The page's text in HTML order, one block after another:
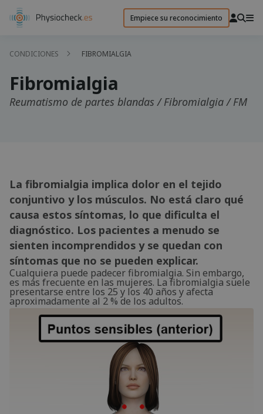
Empiece su reconocimiento
CONDICIONES FIBROMIALGIA
Fibromialgia
Reumatismo de partes blandas / Fibromialgia / FM
La fibromialgia implica dolor en el tejido
conjuntivo y los músculos. No está claro qué
causa estos síntomas, lo que dificulta el
diagnóstico. Los pacientes a menudo se
sienten incomprendidos y se quedan con
síntomas que no se pueden explicar.
Cualquiera puede padecer fibromialgia. Sin embargo,
es más frecuente en las mujeres. La fibromialgia suele
presentarse entre los 25 y los 40 años y afecta
aproximadamente al 2 % de los adultos.